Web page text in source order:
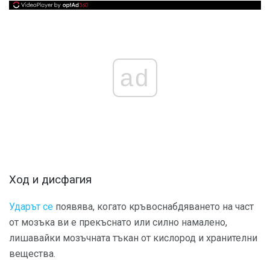
ad
Ход и дисфагия
Ударът се появява, когато кръвоснабдяването на част
от мозъка ви е прекъснато или силно намалено,
лишавайки мозъчната тъкан от кислород и хранителни
вещества.